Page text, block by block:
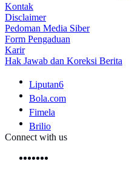
Kontak
Disclaimer
Pedoman Media Siber
Form Pengaduan
Karir
Hak Jawab dan Koreksi Berita
Liputan6
Bola.com
Fimela
Brilio
Connect with us